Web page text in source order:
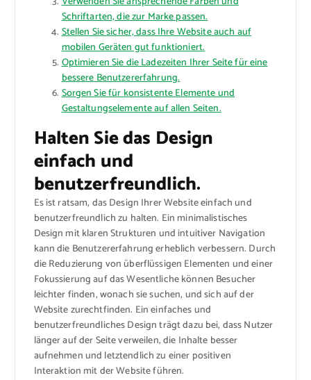
Schriftarten, die zur Marke passen.
Stellen Sie sicher, dass Ihre Website auch auf
mobilen Geräten gut funktioniert.
Optimieren Sie die Ladezeiten Ihrer Seite für eine
bessere Benutzererfahrung.
Sorgen Sie für konsistente Elemente und
Gestaltungselemente auf allen Seiten.
Halten Sie das Design
einfach und
benutzerfreundlich.
Es ist ratsam, das Design Ihrer Website einfach und
benutzerfreundlich zu halten. Ein minimalistisches
Design mit klaren Strukturen und intuitiver Navigation
kann die Benutzererfahrung erheblich verbessern. Durch
die Reduzierung von überflüssigen Elementen und einer
Fokussierung auf das Wesentliche können Besucher
leichter finden, wonach sie suchen, und sich auf der
Website zurechtfinden. Ein einfaches und
benutzerfreundliches Design trägt dazu bei, dass Nutzer
länger auf der Seite verweilen, die Inhalte besser
aufnehmen und letztendlich zu einer positiven
Interaktion mit der Website führen.